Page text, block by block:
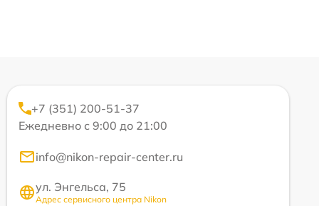
+7 (351) 200-51-37
Ежедневно с 9:00 до 21:00
info@nikon-repair-center.ru
ул. Энгельса, 75
Адрес сервисного центра Nikon